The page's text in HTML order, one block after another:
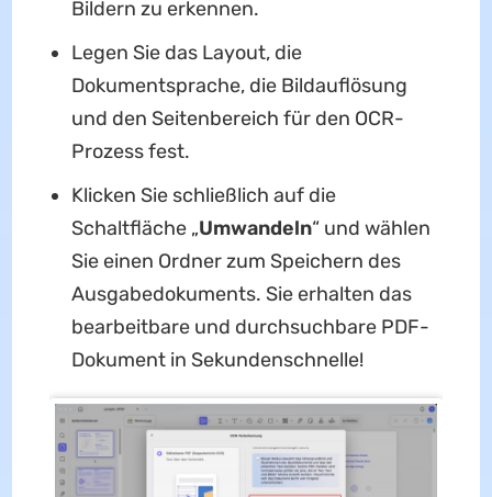
Bildern zu erkennen.
Legen Sie das Layout, die
Dokumentsprache, die Bildauflösung
und den Seitenbereich für den OCR-
Prozess fest.
Klicken Sie schließlich auf die
Schaltfläche „Umwandeln“ und wählen
Sie einen Ordner zum Speichern des
Ausgabedokuments. Sie erhalten das
bearbeitbare und durchsuchbare PDF-
Dokument in Sekundenschnelle!